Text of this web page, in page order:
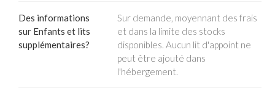
Des informations
sur Enfants et lits
supplémentaires?
Sur demande, moyennant des frais
et dans la limite des stocks
disponibles. Aucun lit d'appoint ne
peut être ajouté dans
l'hébergement.